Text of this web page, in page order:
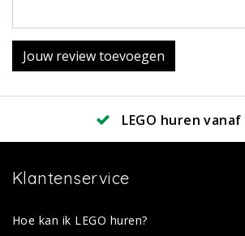
Jouw review toevoegen
LEGO huren vanaf
Klantenservice
Hoe kan ik LEGO huren?